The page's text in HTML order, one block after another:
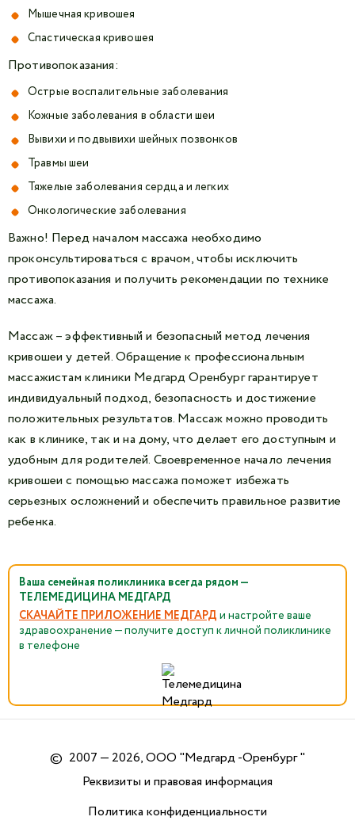
Мышечная кривошея
Спастическая кривошея
Противопоказания:
Острые воспалительные заболевания
Кожные заболевания в области шеи
Вывихи и подвывихи шейных позвонков
Травмы шеи
Тяжелые заболевания сердца и легких
Онкологические заболевания
Важно! Перед началом массажа необходимо
проконсультироваться с врачом, чтобы исключить
противопоказания и получить рекомендации по технике
массажа.
Массаж – эффективный и безопасный метод лечения
кривошеи у детей. Обращение к профессиональным
массажистам клиники Медгард Оренбург гарантирует
индивидуальный подход, безопасность и достижение
положительных результатов. Массаж можно проводить
как в клинике, так и на дому, что делает его доступным и
удобным для родителей. Своевременное начало лечения
кривошеи с помощью массажа поможет избежать
серьезных осложнений и обеспечить правильное развитие
ребенка.
Ваша семейная поликлиника всегда рядом —
ТЕЛЕМЕДИЦИНА МЕДГАРД
СКАЧАЙТЕ ПРИЛОЖЕНИЕ МЕДГАРД и настройте ваше
здравоохранение — получите доступ к личной поликлинике
в телефоне
© 2007 — 2026, ООО "Медгард -Оренбург "
Реквизиты и правовая информация
Политика конфиденциальности